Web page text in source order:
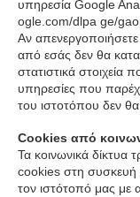
υπηρεσία Google
ogle.com/dlpa ge/
Αν
από εσάς δεν θα
στατιστικά στοιχεία
υπηρεσίες που
του ιστοτόπου δεν
Cookies από
Τα κοινωνικά
cookies στη συσκευή
τον ιστότοπό μας με